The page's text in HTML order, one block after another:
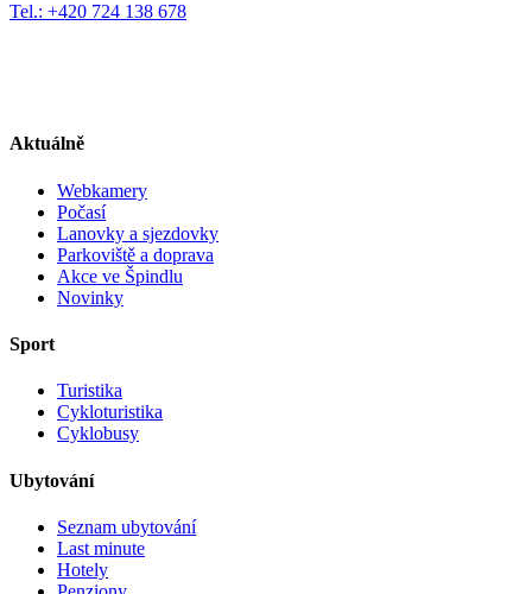
Tel.: +420 724 138 678
Aktuálně
Webkamery
Počasí
Lanovky a sjezdovky
Parkoviště a doprava
Akce ve Špindlu
Novinky
Sport
Turistika
Cykloturistika
Cyklobusy
Ubytování
Seznam ubytování
Last minute
Hotely